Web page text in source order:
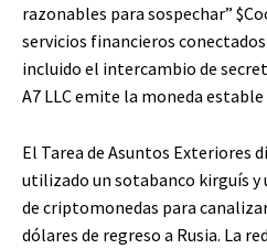
razonables para sospechar”
servicios financieros
incluido el intercambio de
A7 LLC emite la moneda
El Tarea de Asuntos Exteriores
utilizado un sotabanco kirguís
de criptomonedas para
dólares de regreso a Rusia. La